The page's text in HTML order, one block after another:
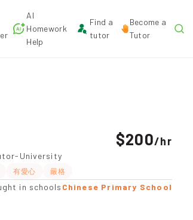
AI
Homework
Help
Find a
tutor
Become a
Tutor
University
有愛心 嚴格
$200/hr
in schools Chinese Primary School